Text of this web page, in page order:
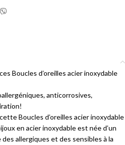
Boucles d’oreilles acier inoxydable
anticorrosives,
Boucles d’oreilles acier inoxydable
en acier inoxydable est née d’un
allergiques et des sensibles à la